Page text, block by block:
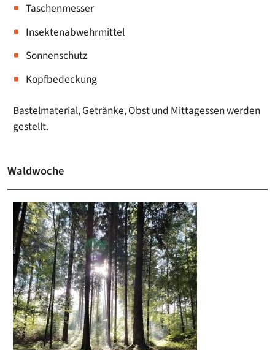
Taschenmesser
Insektenabwehrmittel
Sonnenschutz
Kopfbedeckung
Bastelmaterial, Getränke, Obst und Mittagessen werden
gestellt.
Waldwoche